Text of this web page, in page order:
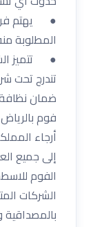
● يهتم
المطلوبة
● تتميز
تندرج تحت
ضمان
فوم
أرجاء
إلى جميع
الفوم
الشركات